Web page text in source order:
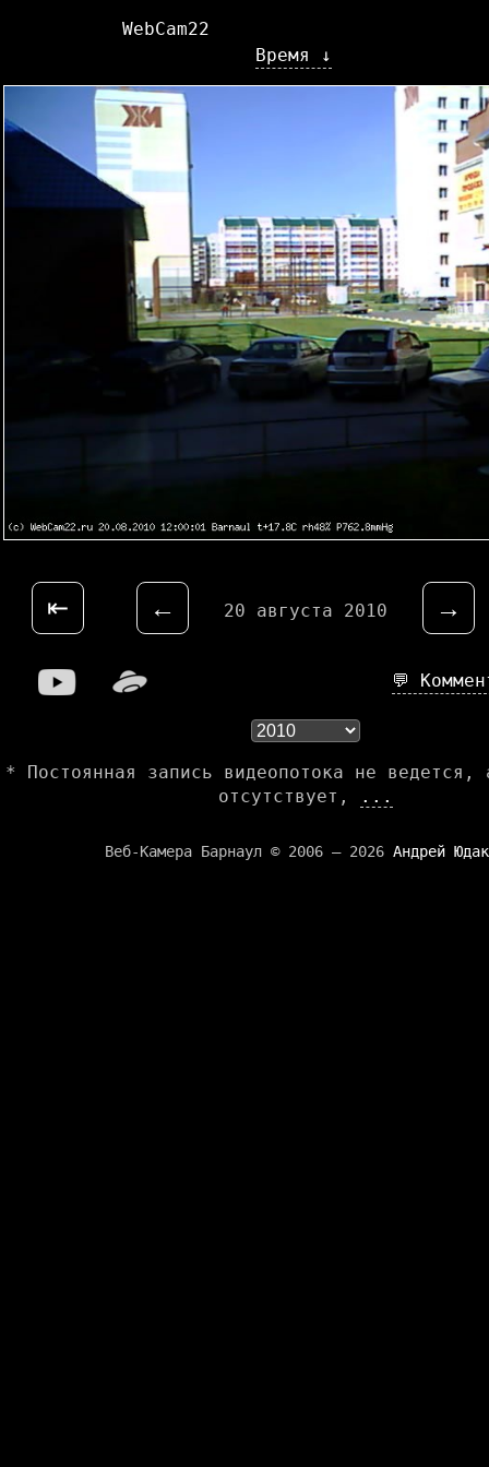
Время ↓
WebCam22
⇤ ← 20 августа 2010 →
💬
* Постоянная запись видеопотока не ведется,
отсутствует,
...
Веб-Камера Барнаул © 2006 — 2026 Андрей